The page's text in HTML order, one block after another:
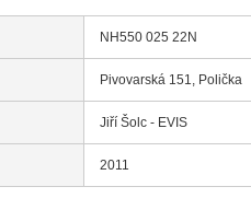
NH550 025 22N
Pivovarská 151, Polička
Jiří Šolc - EVIS
2011